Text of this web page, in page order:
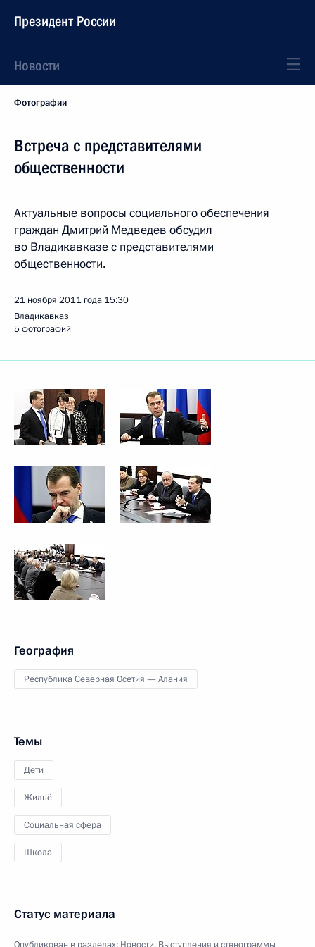
Президент России
Новости
Фотографии
Встреча с представителями
общественности
Актуальные вопросы социального обеспечения
граждан Дмитрий Медведев обсудил
во Владикавказе с представителями
общественности.
21 ноября 2011 года 15:30
Владикавказ
5 фотографий
География
Республика Северная Осетия — Алания
Темы
Дети
Жильё
Социальная сфера
Школа
Статус материала